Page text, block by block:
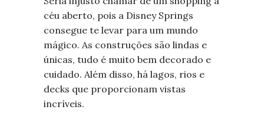
céu aberto, pois a Disney Springs
consegue te levar para um mundo
mágico. As construções são lindas e
únicas, tudo é muito bem decorado e
cuidado. Além disso, há lagos, rios e
decks que proporcionam vistas
incríveis.